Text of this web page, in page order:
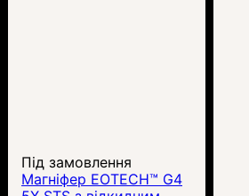
Під замовлення
Магніфер EOTECH™ G4